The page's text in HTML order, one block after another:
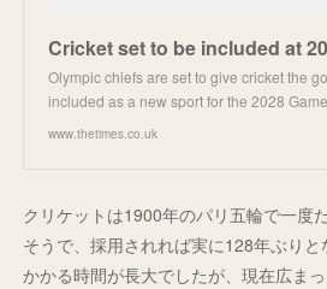
Olympic chiefs are set to give cricket the
included as a new sport for the 2028
www.thetimes.co.uk
クリケットは1900年のパリ五輪で一度
そうで、採用されれば実に128年ぶり
かかる時間が長大でしたが、現在広ま